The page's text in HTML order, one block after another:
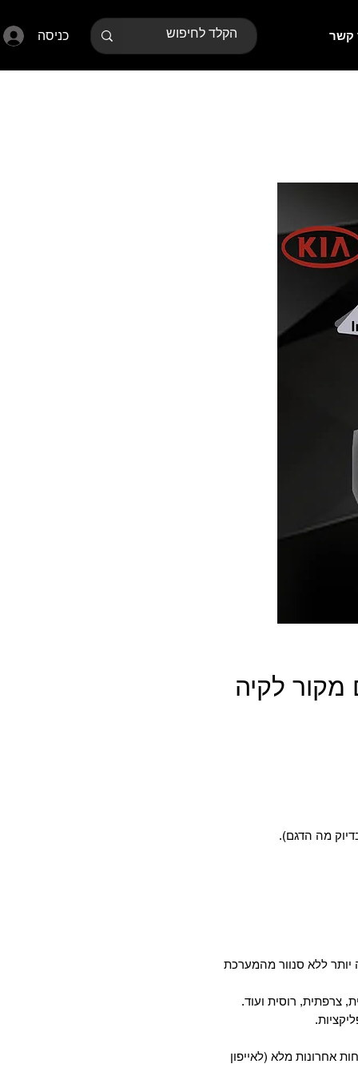
כניסה קשר
לקיה
מה הדגם).
ללא סנוור מהמערכת
צרפתית, רוסית ועוד.
אחרונות מלא (לאייפון